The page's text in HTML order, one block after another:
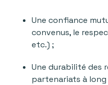
Une confiance
convenus, le
etc.) ;
Une durabilité des
partenariats à long